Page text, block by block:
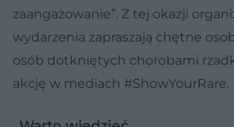
zaangażowanie”. Z tej okazji
wydarzenia zapraszają chętne
osób dotkniętych chorobami
akcję w mediach #ShowYourRare.